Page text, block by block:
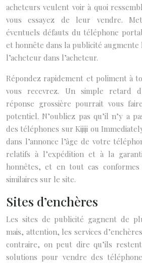
acheteurs veulent voir à quoi
vous essayez de leur vendre.
éventuels défauts du téléphone
et honnête dans la publicité augmente
l’acheteur dans l’acheteur.
Répondez rapidement et poliment à
vous recevrez. Un simple retard
réponse grossière pourrait vous
potentiel. N’oubliez pas qu’il n’y a
des téléphones sur Kijiji ou
dans l’annonce l’âge de votre
relatifs à l’expédition et à la
honnêtes, et en tout cas conformes
similaires sur le site.
Sites d’enchères
Les sites de publicité gagnent de
mais, attention, les services
contraire, on peut dire qu’ils
solutions pour vendre des